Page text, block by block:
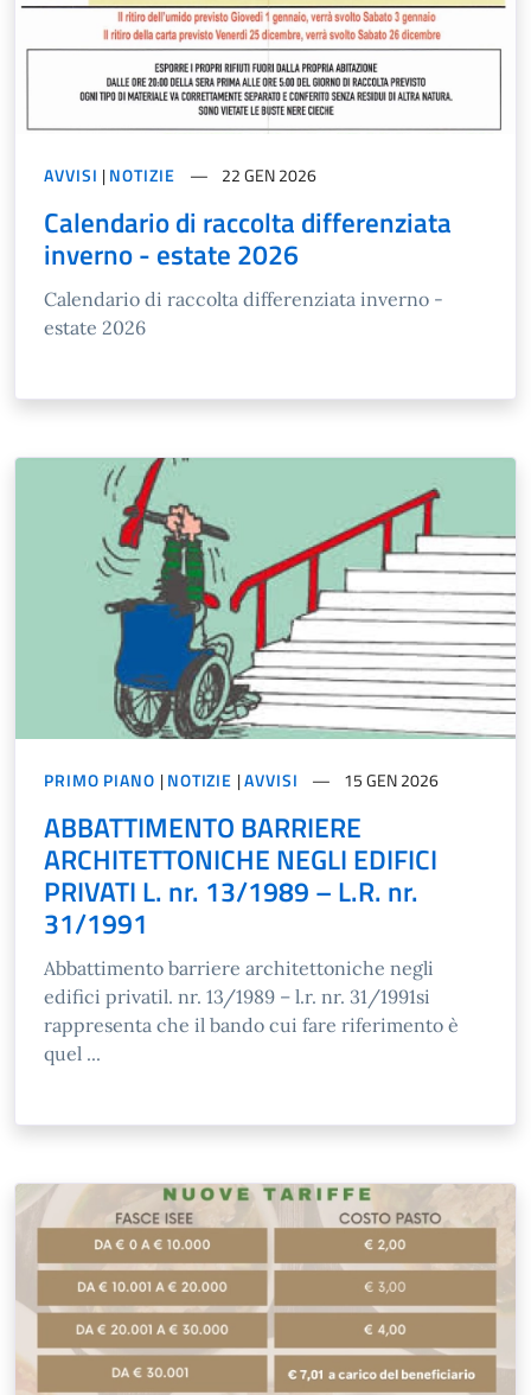
AVVISI |NOTIZIE 22 GEN 2026
Calendario di raccolta differenziata
inverno - estate 2026
Calendario di raccolta differenziata inverno -
estate 2026
PRIMO PIANO |NOTIZIE |AVVISI 15 GEN 2026
ABBATTIMENTO BARRIERE
ARCHITETTONICHE NEGLI EDIFICI
PRIVATI L. nr. 13/1989 – L.R. nr.
31/1991
Abbattimento barriere architettoniche negli
edifici privatil. nr. 13/1989 – l.r. nr. 31/1991si
rappresenta che il bando cui fare riferimento è
quel ...